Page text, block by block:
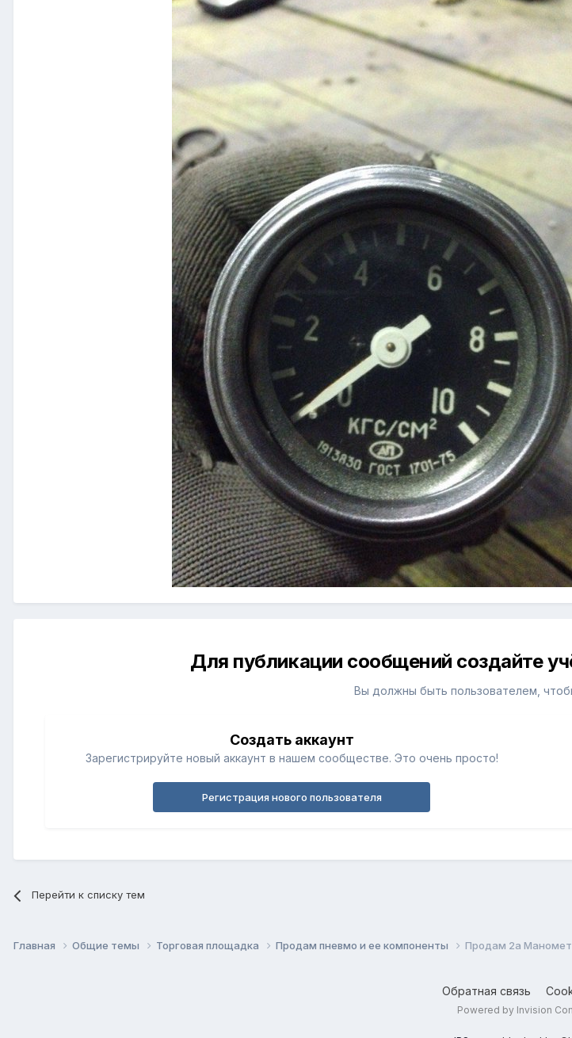
Для публикации сообщений создайте
Вы должны быть пользователем,
Создать аккаунт
Зарегистрируйте новый аккаунт в нашем сообществе. Это очень просто!
Регистрация нового пользователя
Перейти к списку тем
Главная Общие темы Торговая площадка Продам пневмо и ее компоненты Продам 2а
Обратная связь
Powered by Invision